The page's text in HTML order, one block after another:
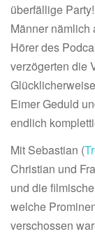
überfällige
Männer nämlich
Hörer des
verzögerten die
Eimer Geduld
endlich
Mit Sebastian (
Christian und
und die
welche
verschossen